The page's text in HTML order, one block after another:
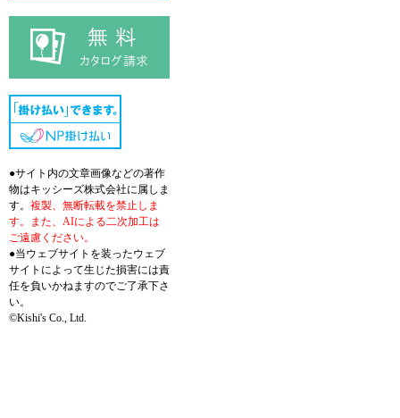
●サイト内の文章画像などの著作
物はキッシーズ株式会社に属しま
す。 複製、無断転載を禁止しま
す。また、AIによる二次加工は
ご遠慮ください。
●当ウェブサイトを装ったウェブ
サイトによって生じた損害には責
任を負いかねますのでご了承下さ
い。
©Kishi's Co., Ltd.